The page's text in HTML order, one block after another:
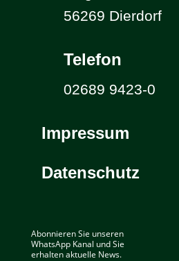
56269 Dierdorf
Telefon
02689 9423-0
Impressum
Datenschutz
Abonnieren Sie unseren
WhatsApp Kanal und Sie
erhalten aktuelle News.